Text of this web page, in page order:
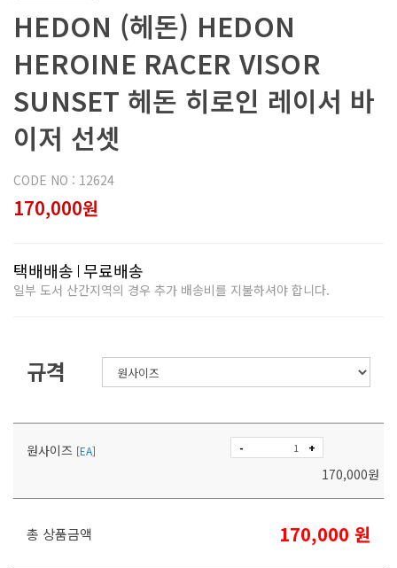
HEDON (헤돈) HEDON
HEROINE RACER VISOR
SUNSET 헤돈 히로인 레이서 바
이저 선셋
CODE NO : 12624
170,000원
택배배송 무료배송
일부 도서 산간지역의 경우 추가 배송비를 지불하셔야 합니다.
규격
원사이즈 [EA] - +
170,000원
총 상품금액 170,000 원